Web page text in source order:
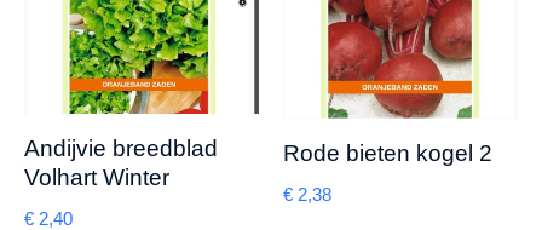
Andijvie breedblad
Volhart Winter
€ 2,40
Rode bieten kogel 2
€ 2,38